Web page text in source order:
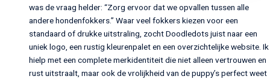
was de vraag helder: “Zorg ervoor dat we opvallen tussen alle
andere hondenfokkers.” Waar veel fokkers kiezen voor een
standaard of drukke uitstraling, zocht Doodledots juist naar een
uniek logo, een rustig kleurenpalet en een overzichtelijke website. Ik
hielp met een complete merkidentiteit die niet alleen vertrouwen en
rust uitstraalt, maar ook de vrolijkheid van de puppy’s perfect weet